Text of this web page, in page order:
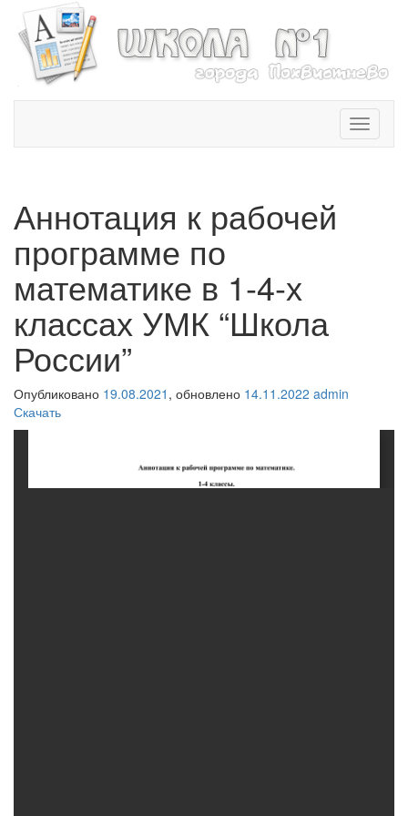
T
o
Аннотация к рабочей
программе по
математике в 1-4-х
классах УМК “Школа
России”
Опубликовано 19.08.2021 , обновлено 14.11.2022 admin
Скачать